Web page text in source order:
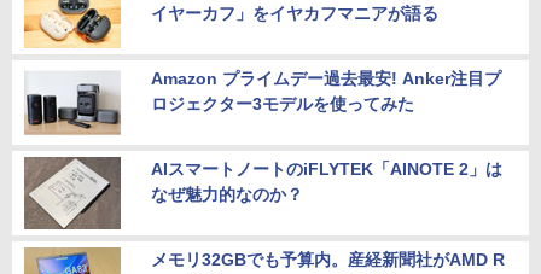
イヤーカフ」をイヤカフマニアが語る
Amazon プライムデー過去最安! Anker注目プ
ロジェクター3モデルを使ってみた
AIスマートノートのiFLYTEK「AINOTE 2」は
なぜ魅力的なのか？
メモリ32GBでも予算内。産経新聞社がAMD R